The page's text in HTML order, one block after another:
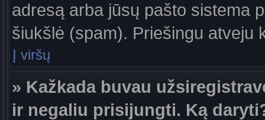
adresą arba jūsų pašto sistema
šiukšlė (spam). Priešingu atveju
Į viršų
» Kažkada buvau
ir negaliu prisijungti. Ką